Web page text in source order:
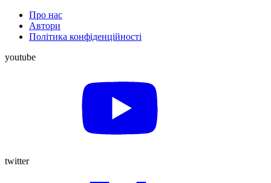
Про нас
Автори
Політика конфіденційності
youtube
twitter